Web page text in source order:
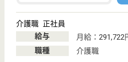
お役立ち情報
転職ノウハウ
初めての介護転職